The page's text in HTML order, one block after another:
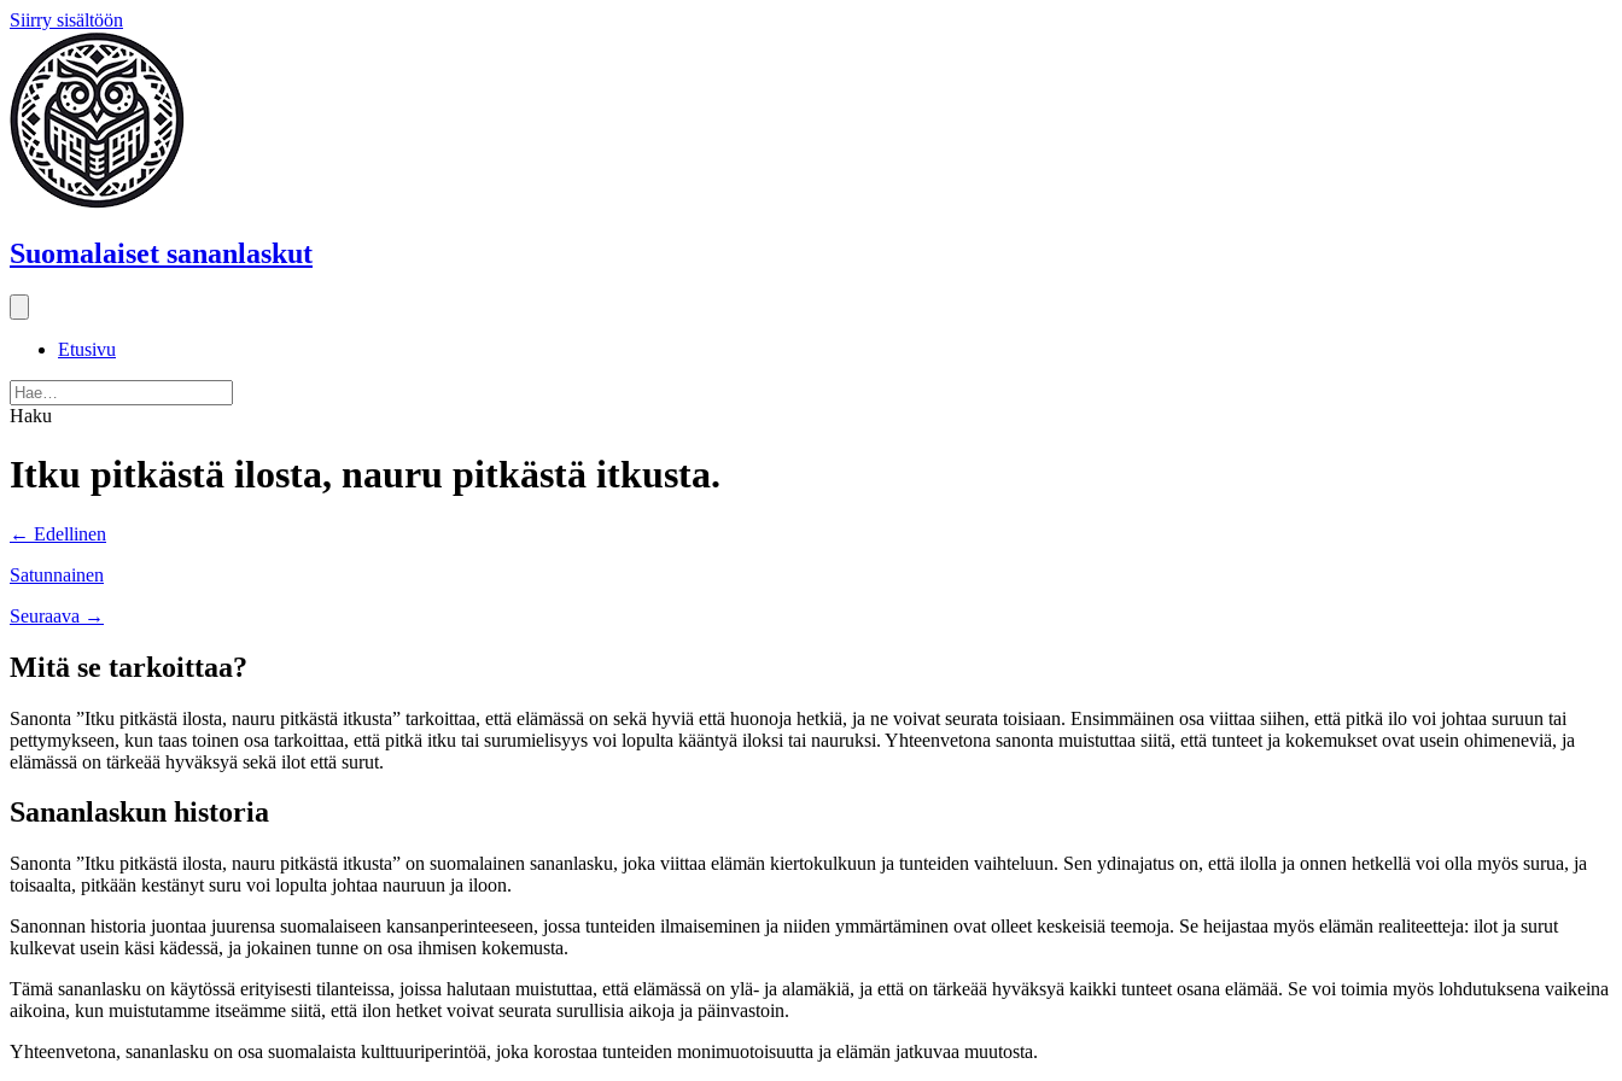
Siirry sisältöön
Suomalaiset sananlaskut
Etusivu
Haku
Itku pitkästä ilosta, nauru pitkästä itkusta.
Posts
navigation
← Edellinen
Satunnainen
Posts
navigation
Seuraava →
Mitä se tarkoittaa?
Sanonta ”Itku pitkästä ilosta, nauru pitkästä itkusta” tarkoittaa, että elämässä on sekä hyviä että huonoja hetkiä, ja ne voivat seurata toisiaan. Ensimmäinen osa viittaa siihen, että pitkä ilo voi johtaa suruun tai
pettymykseen, kun taas toinen osa tarkoittaa, että pitkä itku tai surumielisyys voi lopulta kääntyä iloksi tai nauruksi. Yhteenvetona sanonta muistuttaa siitä, että tunteet ja kokemukset ovat usein ohimeneviä, ja
elämässä on tärkeää hyväksyä sekä ilot että surut.
Sananlaskun historia
Sanonta ”Itku pitkästä ilosta, nauru pitkästä itkusta” on suomalainen sananlasku, joka viittaa elämän kiertokulkuun ja tunteiden vaihteluun. Sen ydinajatus on, että ilolla ja onnen hetkellä voi olla myös surua, ja
toisaalta, pitkään kestänyt suru voi lopulta johtaa nauruun ja iloon.
Sanonnan historia juontaa juurensa suomalaiseen kansanperinteeseen, jossa tunteiden ilmaiseminen ja niiden ymmärtäminen ovat olleet keskeisiä teemoja. Se heijastaa myös elämän realiteetteja: ilot ja surut
kulkevat usein käsi kädessä, ja jokainen tunne on osa ihmisen kokemusta.
Tämä sananlasku on käytössä erityisesti tilanteissa, joissa halutaan muistuttaa, että elämässä on ylä- ja alamäkiä, ja että on tärkeää hyväksyä kaikki tunteet osana elämää. Se voi toimia myös lohdutuksena vaikeina
aikoina, kun muistutamme itseämme siitä, että ilon hetket voivat seurata surullisia aikoja ja päinvastoin.
Yhteenvetona, sananlasku on osa suomalaista kulttuuriperintöä, joka korostaa tunteiden monimuotoisuutta ja elämän jatkuvaa muutosta.